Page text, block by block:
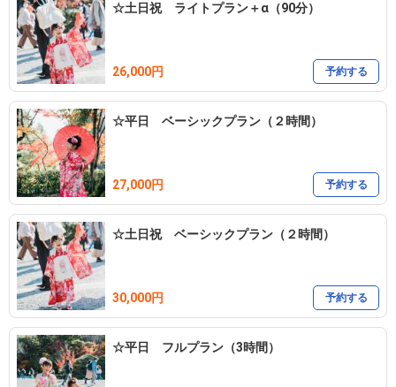
☆土日祝 ライトプラン＋α（90分）
26,000円 予約する
☆平日 ベーシックプラン（２時間）
27,000円 予約する
☆土日祝 ベーシックプラン（２時間）
30,000円 予約する
☆平日 フルプラン（3時間）